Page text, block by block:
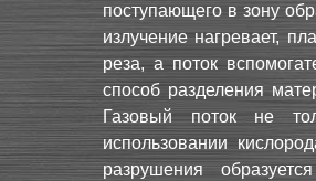
поступающего в зону
излучение нагревает,
реза, а поток
способ разделения
Газовый поток не
использовании
разрушения